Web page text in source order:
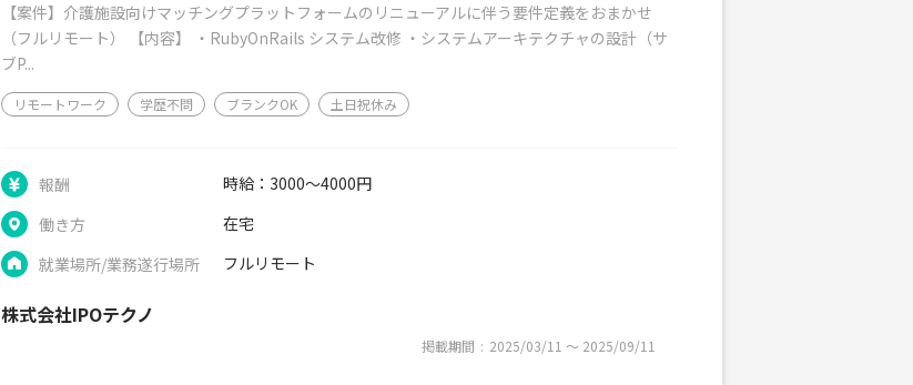
【案件】介護施設向けマッチングプラットフォームのリニューアルに伴う要件定義をおまかせ
（フルリモート） 【内容】 ・RubyOnRails システム改修 ・システムアーキテクチャの設計（サ
ブP...
リモートワーク 学歴不問 ブランクOK 土日祝休み
報酬
時給：3000～4000円
働き方
在宅
就業場所/業務遂行場所
フルリモート
株式会社IPOテクノ
掲載期間 2025/03/11 〜 2025/09/11